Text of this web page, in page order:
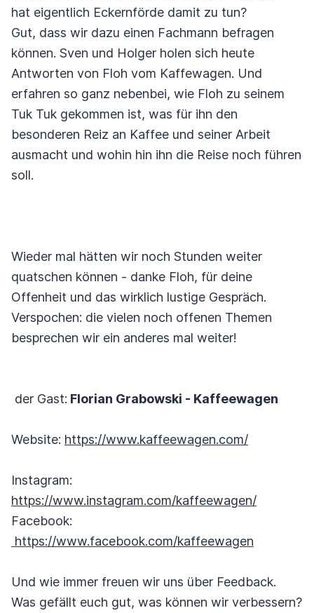
hat eigentlich Eckernförde damit zu tun?
Gut, dass wir dazu einen Fachmann befragen
können. Sven und Holger holen sich heute
Antworten von Floh vom Kaffewagen. Und
erfahren so ganz nebenbei, wie Floh zu seinem
Tuk Tuk gekommen ist, was für ihn den
besonderen Reiz an Kaffee und seiner Arbeit
ausmacht und wohin hin ihn die Reise noch führen
soll.
Wieder mal hätten wir noch Stunden weiter
quatschen können - danke Floh, für deine
Offenheit und das wirklich lustige Gespräch.
Verspochen: die vielen noch offenen Themen
besprechen wir ein anderes mal weiter!
der Gast: Florian Grabowski - Kaffeewagen
Website: https://www.kaffeewagen.com/
Instagram:
https://www.instagram.com/kaffeewagen/
Facebook:
https://www.facebook.com/kaffeewagen
Und wie immer freuen wir uns über Feedback.
Was gefällt euch gut, was können wir verbessern?